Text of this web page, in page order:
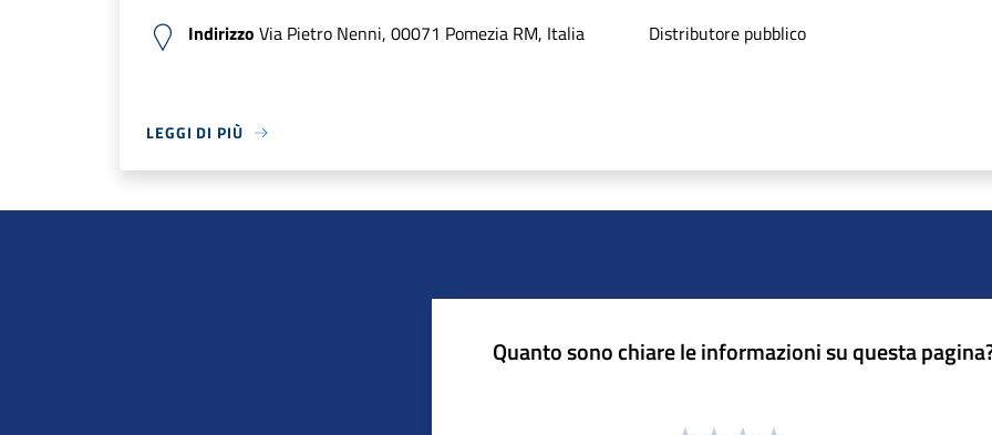
Indirizzo Via Pietro Nenni, 00071 Pomezia RM, Italia Distributore pubblico
LEGGI DI PIÙ
Quanto sono chiare le informazioni su questa